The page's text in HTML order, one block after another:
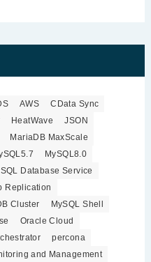
AWS
CData Sync
HeatWave
JSON
MariaDB MaxScale
MySQL8.0
Database Service
Replication
Cluster
MySQL Shell
Oracle Cloud
percona
and Management